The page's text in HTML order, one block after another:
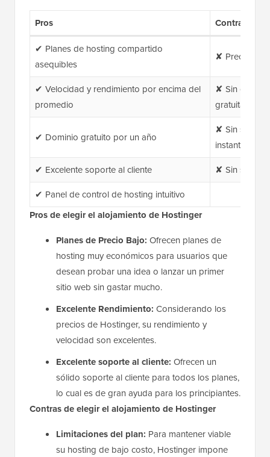
Pros
Contras
✔ Planes de hosting compartido
asequibles
✘ Precios de
✔ Velocidad y rendimiento por encima del
promedio
✘ Sin
gratuitas
✔ Dominio gratuito por un año
✘ Sin
instantáneo
✔ Excelente soporte al cliente
✘ Sin
✔ Panel de control de hosting intuitivo
Pros de elegir el alojamiento de Hostinger
Planes de Precio Bajo: Ofrecen planes de
hosting muy económicos para usuarios que
desean probar una idea o lanzar un primer
sitio web sin gastar mucho.
Excelente Rendimiento: Considerando los
precios de Hostinger, su rendimiento y
velocidad son excelentes.
Excelente soporte al cliente: Ofrecen un
sólido soporte al cliente para todos los planes,
lo cual es de gran ayuda para los principiantes.
Contras de elegir el alojamiento de Hostinger
Limitaciones del plan: Para mantener viable
su hosting de bajo costo, Hostinger impone